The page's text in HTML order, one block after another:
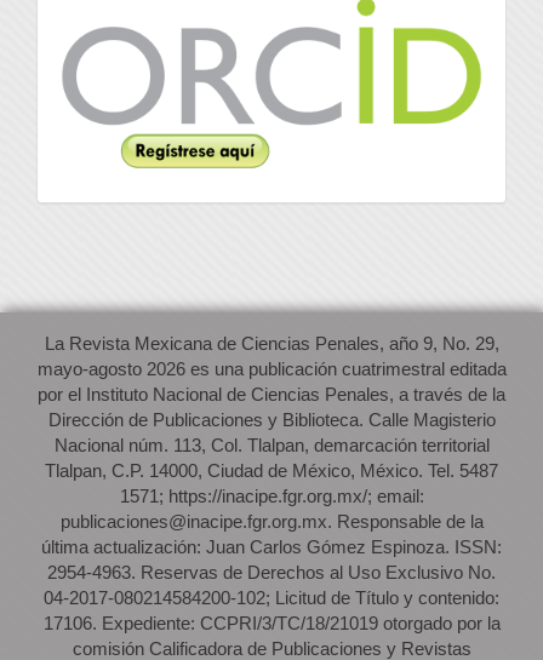
La Revista Mexicana de Ciencias Penales, año 9, No. 29,
mayo-agosto 2026 es una publicación cuatrimestral editada
por el Instituto Nacional de Ciencias Penales, a través de la
Dirección de Publicaciones y Biblioteca. Calle Magisterio
Nacional núm. 113, Col. Tlalpan, demarcación territorial
Tlalpan, C.P. 14000, Ciudad de México, México. Tel. 5487
1571; https://inacipe.fgr.org.mx/; email:
publicaciones@inacipe.fgr.org.mx. Responsable de la
última actualización: Juan Carlos Gómez Espinoza. ISSN:
2954-4963. Reservas de Derechos al Uso Exclusivo No.
04-2017-080214584200-102; Licitud de Título y contenido:
17106. Expediente: CCPRI/3/TC/18/21019 otorgado por la
comisión Calificadora de Publicaciones y Revistas